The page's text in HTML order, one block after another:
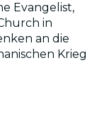
Evangelist,
in
an die
Krieg